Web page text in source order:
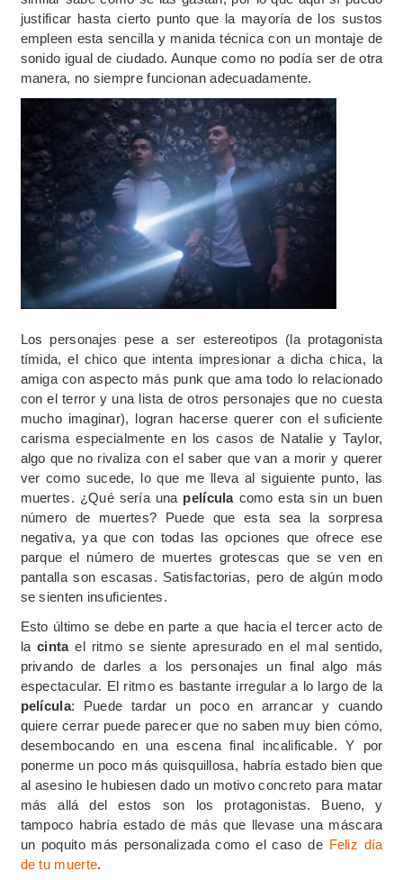
justificar hasta cierto punto que la mayoría de los sustos
empleen esta sencilla y manida técnica con un montaje de
sonido igual de ciudado. Aunque como no podía ser de otra
manera, no siempre funcionan adecuadamente.
Los personajes pese a ser estereotipos (la protagonista
tímida, el chico que intenta impresionar a dicha chica, la
amiga con aspecto más punk que ama todo lo relacionado
con el terror y una lista de otros personajes que no cuesta
mucho imaginar), logran hacerse querer con el suficiente
carisma especialmente en los casos de Natalie y Taylor,
algo que no rivaliza con el saber que van a morir y querer
ver como sucede, lo que me lleva al siguiente punto, las
muertes. ¿Qué sería una películacomo esta sin un buen
número de muertes? Puede que esta sea la sorpresa
negativa, ya que con todas las opciones que ofrece ese
parque el número de muertes grotescas que se ven en
pantalla son escasas. Satisfactorias, pero de algún modo
se sienten insuficientes.
Esto último se debe en parte a que hacia el tercer acto de
la cintael ritmo se siente apresurado en el mal sentido,
privando de darles a los personajes un final algo más
espectacular. El ritmo es bastante irregular a lo largo de la
película: Puede tardar un poco en arrancar y cuando
quiere cerrar puede parecer que no saben muy bien cómo,
desembocando en una escena final incalificable. Y por
ponerme un poco más quisquillosa, habría estado bien que
al asesino le hubiesen dado un motivo concreto para matar
más allá del estos son los protagonistas. Bueno, y
tampoco habría estado de más que llevase una máscara
un poquito más personalizada como el caso de Feliz día
de tu muerte.